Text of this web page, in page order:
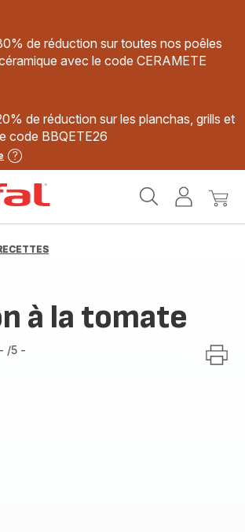
de réduction sur toutes nos poêles
avec le code CERAMETE
de réduction sur les planchas, grills et
code BBQETE26
MonMon
à la tomate
- /5 -